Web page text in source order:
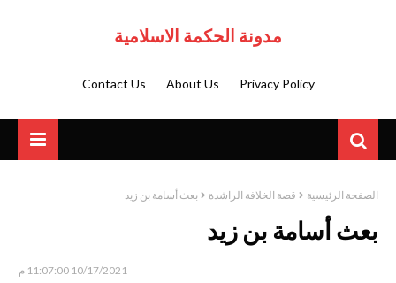
مدونة الحكمة الاسلامية
Privacy Policy
About Us
Contact Us
الصفحة الرئيسية قصة الخلافة الراشدة بعث أسامة بن زيد
بعث أسامة بن زيد
10/17/2021 11:07:00 م